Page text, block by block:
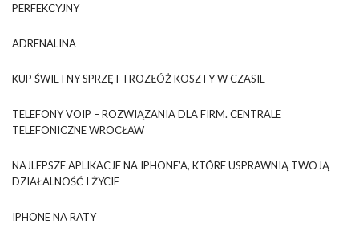
PERFEKCYJNY
ADRENALINA
KUP ŚWIETNY SPRZĘT I ROZŁÓŻ KOSZTY W CZASIE
TELEFONY VOIP – ROZWIĄZANIA DLA FIRM. CENTRALE
TELEFONICZNE WROCŁAW
NAJLEPSZE APLIKACJE NA IPHONE’A, KTÓRE USPRAWNIĄ TWOJĄ
DZIAŁALNOŚĆ I ŻYCIE
IPHONE NA RATY